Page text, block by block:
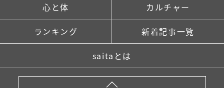
心と体 カルチャー
ランキング 新着記事一覧
saitaとは